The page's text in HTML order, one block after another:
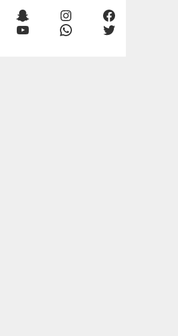
فيسبوكإنستجرام
سناب شات
تويتر واتسابيوتيوب